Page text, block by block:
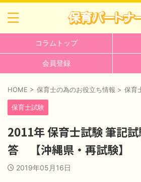
コラムトップ
会員登録
HOME > 保育士の為のお役立ち情報 > 保育
保育士試験
2011年 保育士試験 筆記
答 【沖縄県・再試験】
2019年05月16日